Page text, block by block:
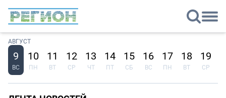
АВГУСТ
9
ВС
10
ПН
11
ВТ
12
СР
13
ЧТ
14
ПТ
15
СБ
16
ВС
17
ПН
18
ВТ
19
СР